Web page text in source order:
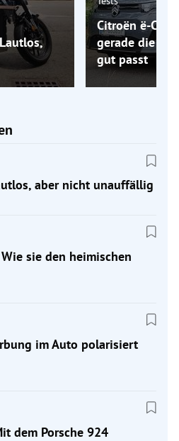
Citroën ë-C5
gerade die
gut passt
aber nicht unauffällig
sie den heimischen
im Auto polarisiert
dem Porsche 924